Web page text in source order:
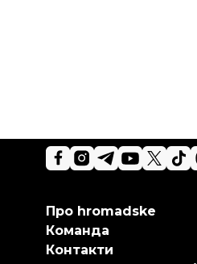
Про hromadske
Команда
Контакти